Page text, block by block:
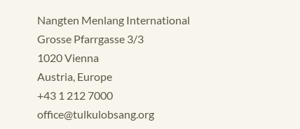
Nangten Menlang International
Grosse Pfarrgasse 3/3
1020 Vienna
Austria, Europe
+43 1 212 7000
office@tulkulobsang.org